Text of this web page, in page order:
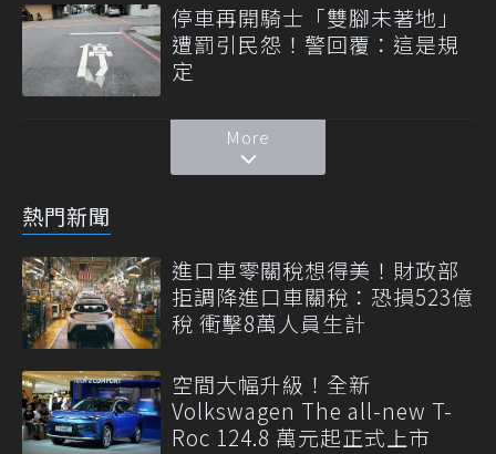
停車再開騎士「雙腳未著地」
遭罰引民怨！警回覆：這是規
定
More
熱門新聞
進口車零關稅想得美！財政部
拒調降進口車關稅：恐損523億
稅 衝擊8萬人員生計
空間大幅升級！全新
Volkswagen The all-new T-
Roc 124.8 萬元起正式上市